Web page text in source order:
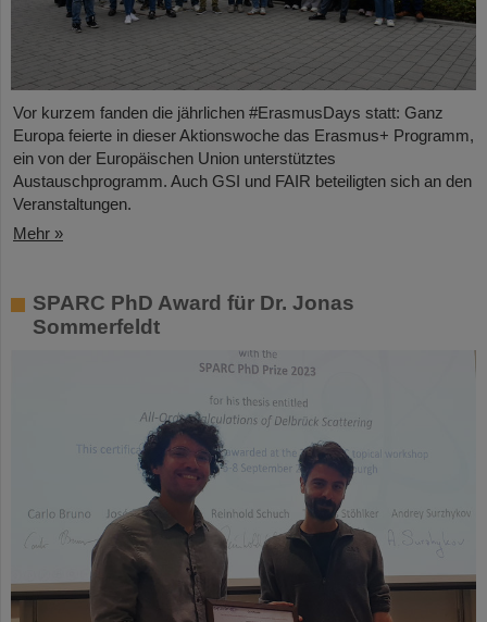
Vor kurzem fanden die jährlichen #ErasmusDays statt: Ganz
Europa feierte in dieser Aktionswoche das Erasmus+ Programm,
ein von der Europäischen Union unterstütztes
Austauschprogramm. Auch GSI und FAIR beteiligten sich an den
Veranstaltungen.
Mehr »
SPARC PhD Award für Dr. Jonas
Sommerfeldt